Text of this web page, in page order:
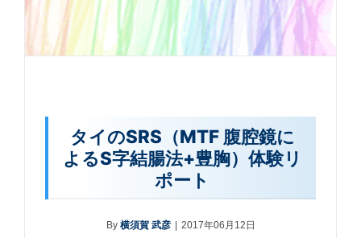
タイのSRS（MTF 腹腔鏡に
よるS字結腸法+豊胸）体験リ
ポート
By 横須賀 武彦 | 2017年06月12日